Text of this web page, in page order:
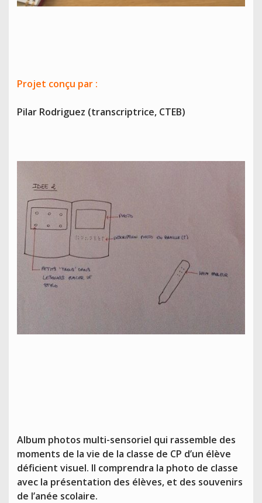
Projet conçu par :
Pilar Rodriguez (transcriptrice, CTEB)
Album photos multi-sensoriel qui rassemble des
moments de la vie de la classe de CP d’un élève
déficient visuel. Il comprendra la photo de classe
avec la présentation des élèves, et des souvenirs
de l’anée scolaire.